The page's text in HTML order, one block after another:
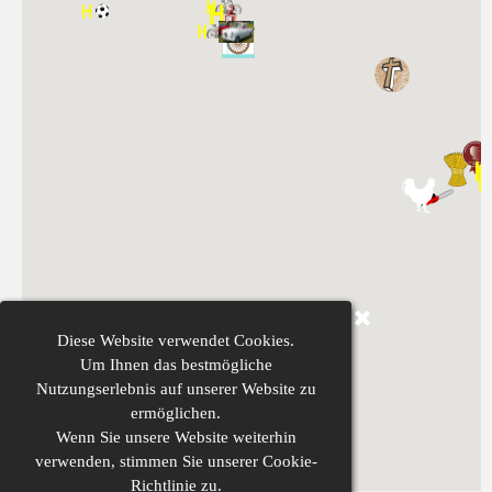
Diese Website verwendet Cookies.
Um Ihnen das bestmögliche
Nutzungserlebnis auf unserer Website zu
ermöglichen.
Wenn Sie unsere Website weiterhin
verwenden, stimmen Sie unserer Cookie-
Richtlinie zu.